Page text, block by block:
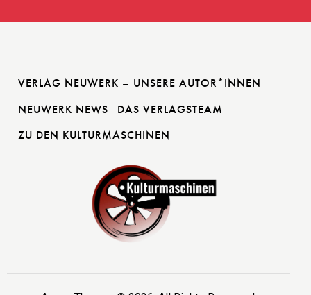
VERLAG NEUWERK – UNSERE AUTOR*INNEN
NEUWERK NEWS
DAS VERLAGSTEAM
ZU DEN KULTURMASCHINEN